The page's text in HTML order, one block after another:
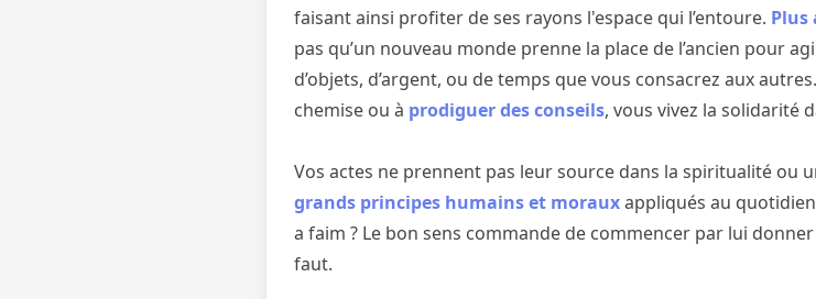
faisant ainsi profiter de ses rayons l'espace qui l’entoure. Plus
pas qu’un nouveau monde prenne la place de l’ancien pour
d’objets, d’argent, ou de temps que vous consacrez aux autres.
chemise ou à prodiguer des conseils, vous vivez la solidarité
Vos actes ne prennent pas leur source dans la spiritualité ou
grands principes humains et morauxappliqués au
a faim ? Le bon sens commande de commencer par lui
faut.